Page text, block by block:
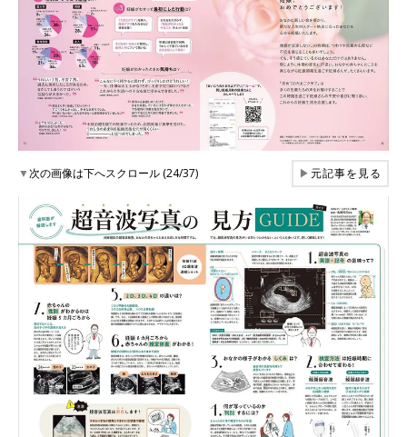
▼次の画像は下へスクロール (24/37) ▶元記事を見る